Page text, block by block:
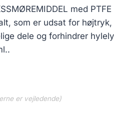
pris
er:
med
som er udsat for
dele og forhindrer
er vejledende)